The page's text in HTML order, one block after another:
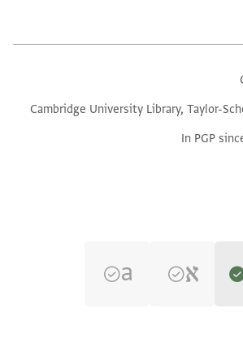
Cambridge University Library, Taylor-
In PGP